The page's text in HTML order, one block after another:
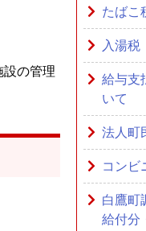
設の管理
たばこ
入湯税
給与支
いて
法人町
コンビ
白鷹町
給付分